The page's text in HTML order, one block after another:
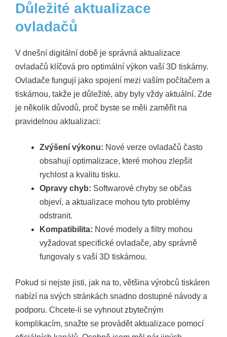
Důležité aktualizace
ovladačů
V dnešní digitální době je správná aktualizace
ovladačů klíčová pro optimální výkon vaší 3D tiskárny.
Ovladače fungují jako spojení mezi vaším počítačem a
tiskárnou, takže je důležité, aby byly vždy aktuální. Zde
je několik důvodů, proč byste se měli zaměřit na
pravidelnou aktualizaci:
Zvýšení výkonu: Nové verze ovladačů často
obsahují optimalizace, které mohou zlepšit
rychlost a kvalitu tisku.
Opravy chyb: Softwarové chyby se občas
objeví, a aktualizace mohou tyto problémy
odstranit.
Kompatibilita: Nové modely a filtry mohou
vyžadovat specifické ovladače, aby správně
fungovaly s vaší 3D tiskárnou.
Pokud si nejste jisti, jak na to, většina výrobců tiskáren
nabízí na svých stránkách snadno dostupné návody a
podporu. Chcete-li se vyhnout zbytečným
komplikacím, snažte se provádět aktualizace pomocí